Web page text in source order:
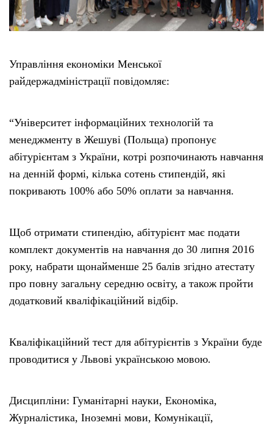
Управління економіки Менської
райдержадміністрації повідомляє:
“Університет інформаційних технологій та
менеджменту в Жешуві (Польща) пропонує
абітурієнтам з України, котрі розпочинають навчання
на денній формі, кілька сотень стипендій, які
покривають 100% або 50% оплати за навчання.
Щоб отримати стипендію, абітурієнт має подати
комплект документів на навчання до 30 липня 2016
року, набрати щонайменше 25 балів згідно атестату
про повну загальну середню освіту, а також пройти
додатковий кваліфікаційний відбір.
Кваліфікаційний тест для абітурієнтів з України буде
проводитися у Львові українською мовою.
Дисципліни: Гуманітарні науки, Економіка,
Журналістика, Іноземні мови, Комунікації,